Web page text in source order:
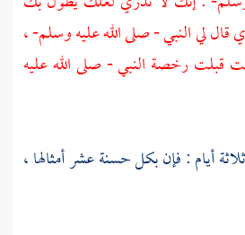
لي النبي - صلى الله عليه وسلم- ،
قبلت رخصة النبي - صلى الله عليه
أيام : فإن بكل حسنة عشر أمثالها ،